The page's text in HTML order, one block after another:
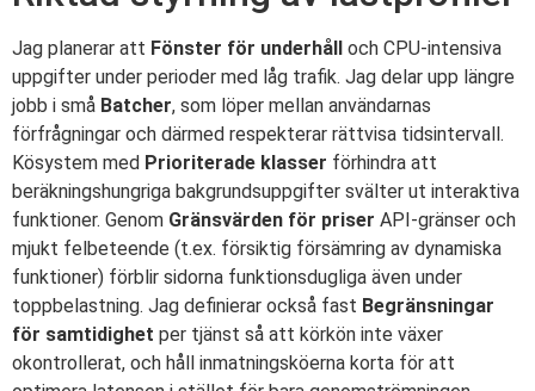
Jag planerar att Fönster för underhåll och CPU-intensiva
uppgifter under perioder med låg trafik. Jag delar upp längre
jobb i små Batcher, som löper mellan användarnas
förfrågningar och därmed respekterar rättvisa tidsintervall.
Kösystem med Prioriterade klasser förhindra att
beräkningshungriga bakgrundsuppgifter svälter ut interaktiva
funktioner. Genom Gränsvärden för priser API-gränser och
mjukt felbeteende (t.ex. försiktig försämring av dynamiska
funktioner) förblir sidorna funktionsdugliga även under
toppbelastning. Jag definierar också fast Begränsningar
för samtidighet per tjänst så att körkön inte växer
okontrollerat, och håll inmatningsköerna korta för att